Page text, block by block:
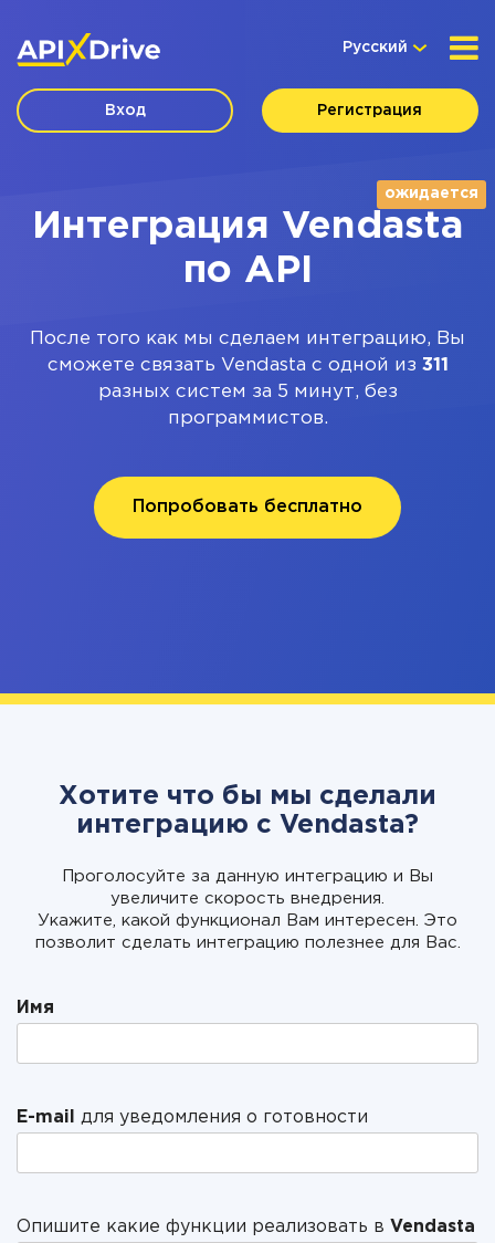
Русский
Вход Регистрация
ожидается
Интеграция Vendasta
по API
После того как мы сделаем интеграцию, Вы
сможете связать Vendasta с одной из 311
разных систем за 5 минут, без
программистов.
Попробовать бесплатно
Хотите что бы мы сделали
интеграцию с Vendasta?
Проголосуйте за данную интеграцию и Вы
увеличите скорость внедрения.
Укажите, какой функционал Вам интересен. Это
позволит сделать интеграцию полезнее для Вас.
Имя
E-mail для уведомления о готовности
Опишите какие функции реализовать в Vendasta